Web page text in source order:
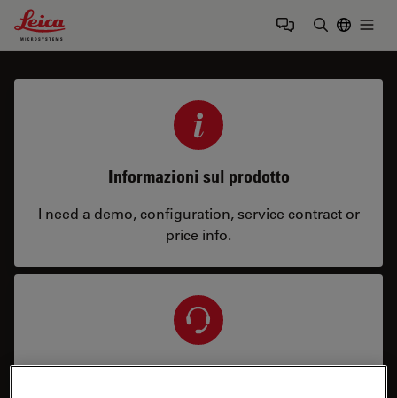
Leica Microsystems Logo
Informazioni sul prodotto
I need a demo, configuration, service contract or
price info.
Assistenza e riparazione